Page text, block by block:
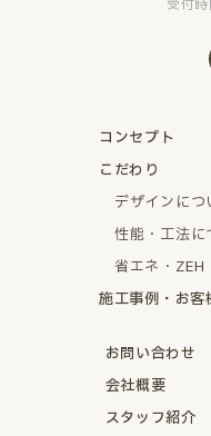
受付
コンセプト
こだわり
デザインにつ
性能・工法に
省エネ・ZEH
施工事例・お客
お問い合わせ
会社概要
スタッフ紹介